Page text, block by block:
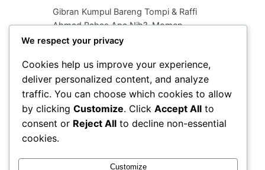
Gibran Kumpul Bareng Tompi & Raffi
Ahmad Bahas Apa Nih?. Momen
kebersamaan antara Wakil Presiden
bersama dua pesohor papan atas
Indonesia, Tompi dan Raffi Ahmad,
baru-baru ini mencuri perhatian netizen.
Pertemuan yang berlangsung di sebuah
lokasi santai tersebut menjadi buah
bibir setelah foto-foto keakraban
Meskipun…
We respect your privacy
Cookies help us improve your experience,
deliver personalized content, and analyze
traffic. You can choose which cookies to allow
by clicking Customize. Click Accept All to
consent or Reject All to decline non-essential
cookies.
Customize